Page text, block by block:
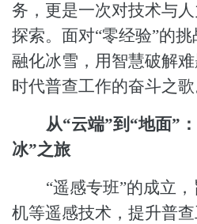
务，更是一次对技术与
探索。面对“零经验”的
融化冰雪，用智慧破解
时代普查工作的奋斗之歌
从“云端”到“地面”
冰”之旅
“遥感专班”的成立
机等遥感技术，提升普